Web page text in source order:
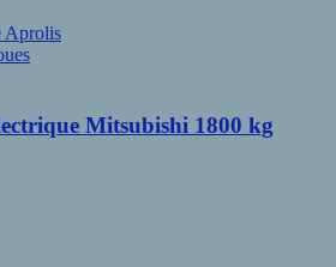
Aprolis
Mitsubishi 1800 kg